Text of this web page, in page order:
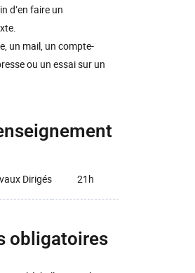
d’en faire un
un mail, un compte-
ou un essai sur un
Dirigés 21h
obligatoires